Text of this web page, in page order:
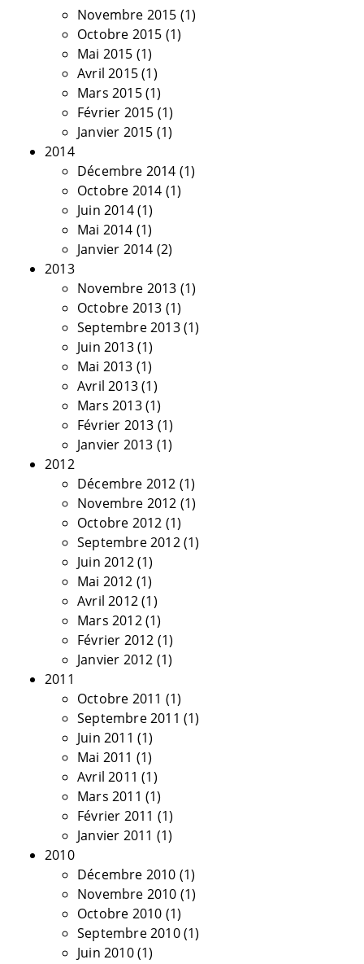
Novembre 2015 (1)
Octobre 2015 (1)
Mai 2015 (1)
Avril 2015(1)
Mars 2015(1)
Février 2015 (1)
Janvier 2015 (1)
2014
Décembre 2014 (1)
Octobre 2014 (1)
Juin 2014(1)
Mai 2014 (1)
Janvier 2014 (2)
2013
Novembre 2013 (1)
Octobre 2013 (1)
Septembre 2013(1)
Juin 2013(1)
Mai 2013 (1)
Avril 2013(1)
Mars 2013(1)
Février 2013 (1)
Janvier 2013 (1)
2012
Décembre 2012 (1)
Novembre 2012 (1)
Octobre 2012 (1)
Septembre 2012(1)
Juin 2012(1)
Mai 2012 (1)
Avril 2012(1)
Mars 2012(1)
Février 2012 (1)
Janvier 2012 (1)
2011
Octobre 2011 (1)
Septembre 2011 (1)
Juin 2011 (1)
Mai 2011 (1)
Avril 2011 (1)
Mars 2011 (1)
Février 2011 (1)
Janvier 2011 (1)
2010
Décembre 2010 (1)
Novembre 2010 (1)
Octobre 2010 (1)
Septembre 2010(1)
Juin 2010(1)